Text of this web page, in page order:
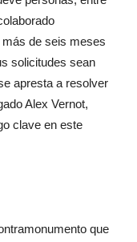
de seis meses
solicitudes sean
apresta a resolver
Alex Vernot,
clave en este
que